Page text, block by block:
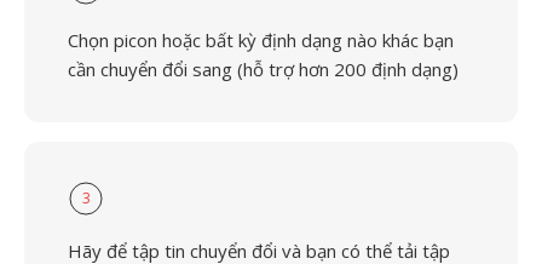
Chọn picon hoặc bất kỳ định dạng nào khác bạn
cần chuyển đổi sang (hỗ trợ hơn 200 định dạng)
3
Hãy để tập tin chuyển đổi và bạn có thể tải tập